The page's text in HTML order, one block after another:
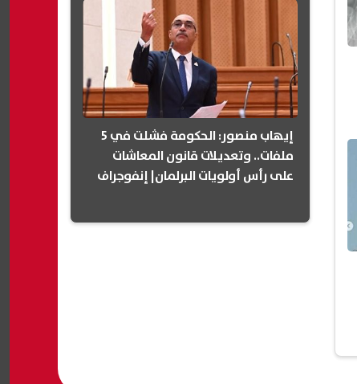
إيهاب منصور: الحكومة فشلت في 5
ملفات.. وتعديلات قانون المعاشات
على رأس أولويات البرلمان| إنفوجراف